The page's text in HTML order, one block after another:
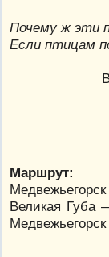
Почему ж эти
Если птицам
Маршрут:
Великая
Медвежьегорск